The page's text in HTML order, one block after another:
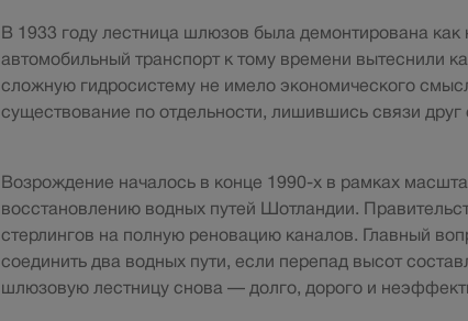
В 1933 году лестница шлюзов была демонтирована
автомобильный транспорт к тому времени вытеснили
сложную гидросистему не имело экономического
существование по отдельности, лишившись связи друг
Возрождение началось в конце 1990-х в рамках
восстановлению водных путей Шотландии.
стерлингов на полную реновацию каналов. Главный
соединить два водных пути, если перепад высот
шлюзовую лестницу снова — долго, дорого и